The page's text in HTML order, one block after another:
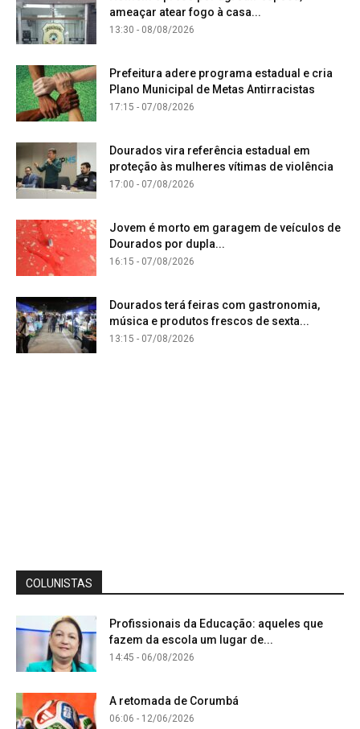
ameaçar atear fogo à casa...
13:30 - 08/08/2026
Prefeitura adere programa estadual e cria
Plano Municipal de Metas Antirracistas
17:15 - 07/08/2026
Dourados vira referência estadual em
proteção às mulheres vítimas de violência
17:00 - 07/08/2026
Jovem é morto em garagem de veículos de
Dourados por dupla...
16:15 - 07/08/2026
Dourados terá feiras com gastronomia,
música e produtos frescos de sexta...
13:15 - 07/08/2026
COLUNISTAS
Profissionais da Educação: aqueles que
fazem da escola um lugar de...
14:45 - 06/08/2026
A retomada de Corumbá
06:06 - 12/06/2026